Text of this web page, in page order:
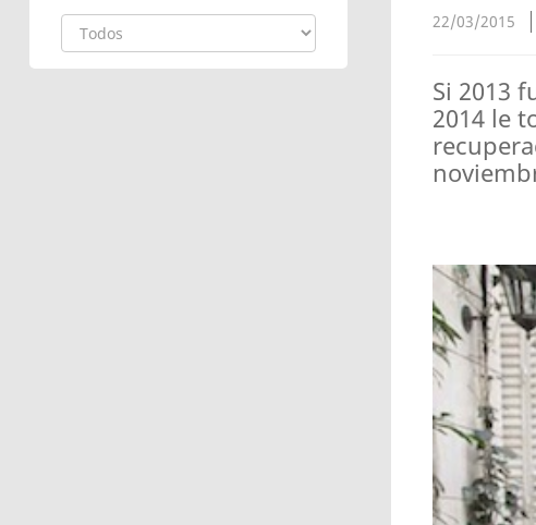
22/03/2015
Si 2013
2014 le